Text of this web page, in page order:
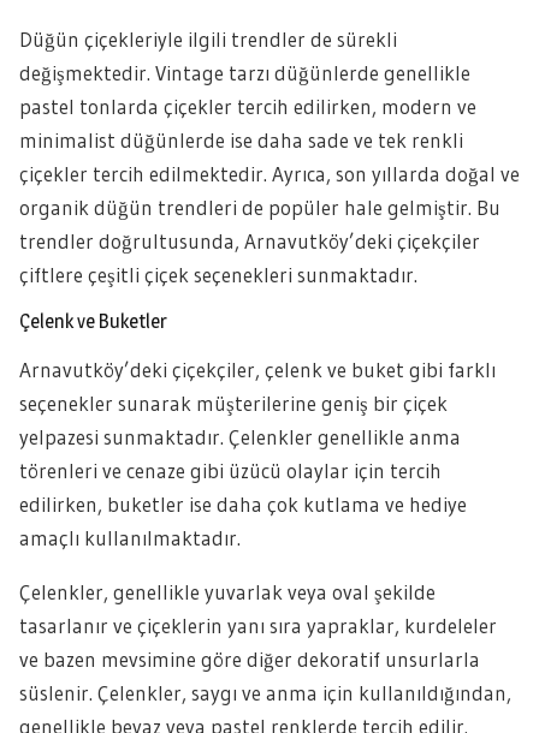
Düğün çiçekleriyle ilgili trendler de sürekli
değişmektedir. Vintage tarzı düğünlerde genellikle
pastel tonlarda çiçekler tercih edilirken, modern ve
minimalist düğünlerde ise daha sade ve tek renkli
çiçekler tercih edilmektedir. Ayrıca, son yıllarda doğal ve
organik düğün trendleri de popüler hale gelmiştir. Bu
trendler doğrultusunda, Arnavutköy’deki çiçekçiler
çiftlere çeşitli çiçek seçenekleri sunmaktadır.
Çelenk ve Buketler
Arnavutköy’deki çiçekçiler, çelenk ve buket gibi farklı
seçenekler sunarak müşterilerine geniş bir çiçek
yelpazesi sunmaktadır. Çelenkler genellikle anma
törenleri ve cenaze gibi üzücü olaylar için tercih
edilirken, buketler ise daha çok kutlama ve hediye
amaçlı kullanılmaktadır.
Çelenkler, genellikle yuvarlak veya oval şekilde
tasarlanır ve çiçeklerin yanı sıra yapraklar, kurdeleler
ve bazen mevsimine göre diğer dekoratif unsurlarla
süslenir. Çelenkler, saygı ve anma için kullanıldığından,
genellikle beyaz veya pastel renklerde tercih edilir.